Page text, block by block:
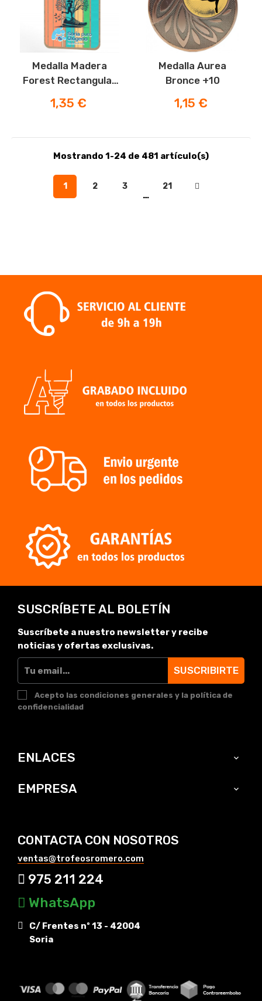
Medalla Madera
Forest Rectangular
Precio
1,35 €
Medalla Aurea
Bronce +10
Precio
1,15 €
Mostrando 1-24 de 481 artículo(s)
1 2 3
…
21
SUSCRÍBETE AL BOLETÍN
Suscríbete a nuestro newsletter y recibe
noticias y ofertas exclusivas.
SUSCRIBIRTE
Acepto las condiciones generales y la política de
confidencialidad
ENLACES 
EMPRESA 
CONTACTA CON NOSOTROS
ventas@trofeosromero.com
975 211 224
WhatsApp
C/ Frentes nº 13 - 42004
Soria